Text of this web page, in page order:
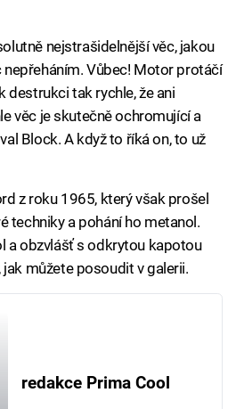
nejstrašidelnější věc, jakou
nepřeháním. Vůbec! Motor protáčí
destrukci tak rychle, že ani
věc je skutečně ochromující a
Block. A když to říká on, to už
z roku 1965, který však prošel
techniky a pohání ho metanol.
a obzvlášť s odkrytou kapotou
můžete posoudit v galerii.
redakce Prima Cool